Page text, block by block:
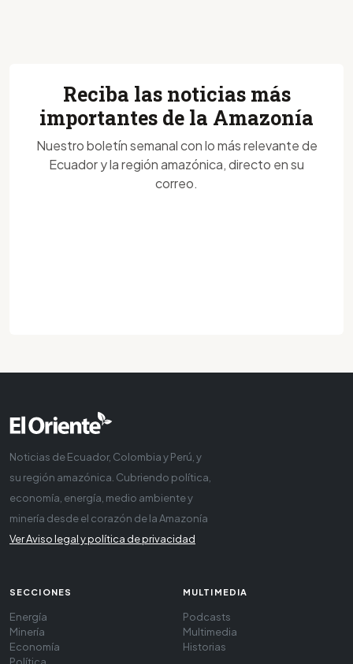
Reciba las noticias más
importantes de la Amazonía
Nuestro boletín semanal con lo más relevante de
Ecuador y la región amazónica, directo en su
correo.
Noticias de Ecuador, Colombia y Perú, y
su región amazónica. Cubriendo política,
economía, energía, medio ambiente y
minería desde el corazón de la Amazonía
Ver Aviso legal y política de privacidad
SECCIONES
Energía
Minería
Economía
MULTIMEDIA
Podcasts
Multimedia
Historias